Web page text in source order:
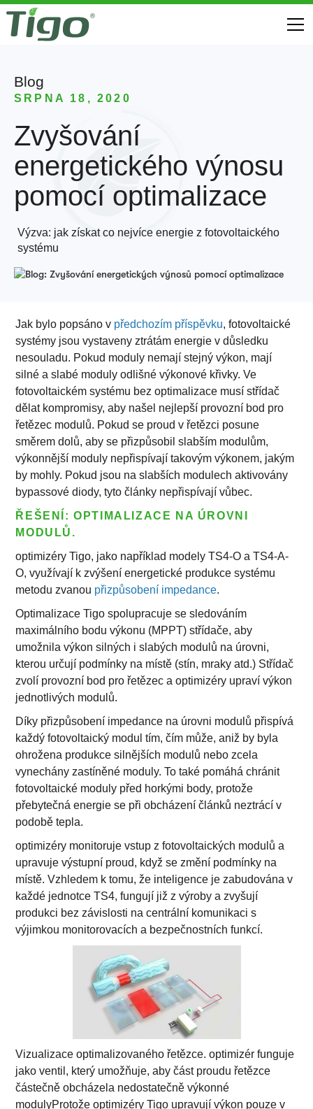
Blog
SRPNA 18, 2020
Zvyšování
energetického výnosu
pomocí optimalizace
Výzva: jak získat co nejvíce energie z fotovoltaického
systému
Jak bylo popsáno v předchozím příspěvku, fotovoltaické
systémy jsou vystaveny ztrátám energie v důsledku
nesouladu. Pokud moduly nemají stejný výkon, mají
silné a slabé moduly odlišné výkonové křivky. Ve
fotovoltaickém systému bez optimalizace musí střídač
dělat kompromisy, aby našel nejlepší provozní bod pro
řetězec modulů. Pokud se proud v řetězci posune
směrem dolů, aby se přizpůsobil slabším modulům,
výkonnější moduly nepřispívají takovým výkonem, jakým
by mohly. Pokud jsou na slabších modulech aktivovány
bypassové diody, tyto články nepřispívají vůbec.
ŘEŠENÍ: OPTIMALIZACE NA ÚROVNI
MODULŮ.
optimizéry Tigo, jako například modely TS4-O a TS4-A-
O, využívají k zvýšení energetické produkce systému
metodu zvanou přizpůsobení impedance.
Optimalizace Tigo spolupracuje se sledováním
maximálního bodu výkonu (MPPT) střídače, aby
umožnila výkon silných i slabých modulů na úrovni,
kterou určují podmínky na místě (stín, mraky atd.) Střídač
zvolí provozní bod pro řetězec a optimizéry upraví výkon
jednotlivých modulů.
Díky přizpůsobení impedance na úrovni modulů přispívá
každý fotovoltaický modul tím, čím může, aniž by byla
ohrožena produkce silnějších modulů nebo zcela
vynechány zastíněné moduly. To také pomáhá chránit
fotovoltaické moduly před horkými body, protože
přebytečná energie se při obcházení článků neztrácí v
podobě tepla.
optimizéry monitoruje vstup z fotovoltaických modulů a
upravuje výstupní proud, když se změní podmínky na
místě. Vzhledem k tomu, že inteligence je zabudována v
každé jednotce TS4, fungují již z výroby a zvyšují
produkci bez závislosti na centrální komunikaci s
výjimkou monitorovacích a bezpečnostních funkcí.
Vizualizace optimalizovaného řetězce. optimizér funguje
jako ventil, který umožňuje, aby část proudu řetězce
částečně obcházela nedostatečně výkonné
modulyProtože optimizéry Tigo upravují výkon pouze v